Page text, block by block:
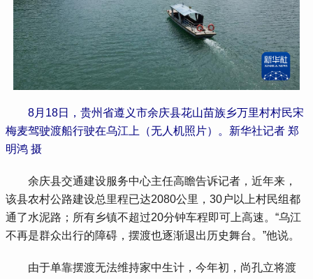
8月18日，贵州省遵义市余庆县花山苗族乡万里村村民宋
梅麦驾驶渡船行驶在乌江上（无人机照片）。新华社记者 郑
明鸿 摄
余庆县交通建设服务中心主任高瞻告诉记者，近年来，
该县农村公路建设总里程已达2080公里，30户以上村民组都
通了水泥路；所有乡镇不超过20分钟车程即可上高速。“乌江
不再是群众出行的障碍，摆渡也逐渐退出历史舞台。”他说。
由于单靠摆渡无法维持家中生计，今年初，尚孔立将渡